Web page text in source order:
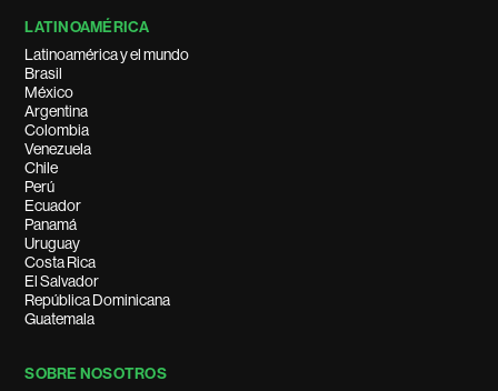
LATINOAMÉRICA
Latinoamérica y el mundo
Brasil
México
Argentina
Colombia
Venezuela
Chile
Perú
Ecuador
Panamá
Uruguay
Costa Rica
El Salvador
República Dominicana
Guatemala
SOBRE NOSOTROS